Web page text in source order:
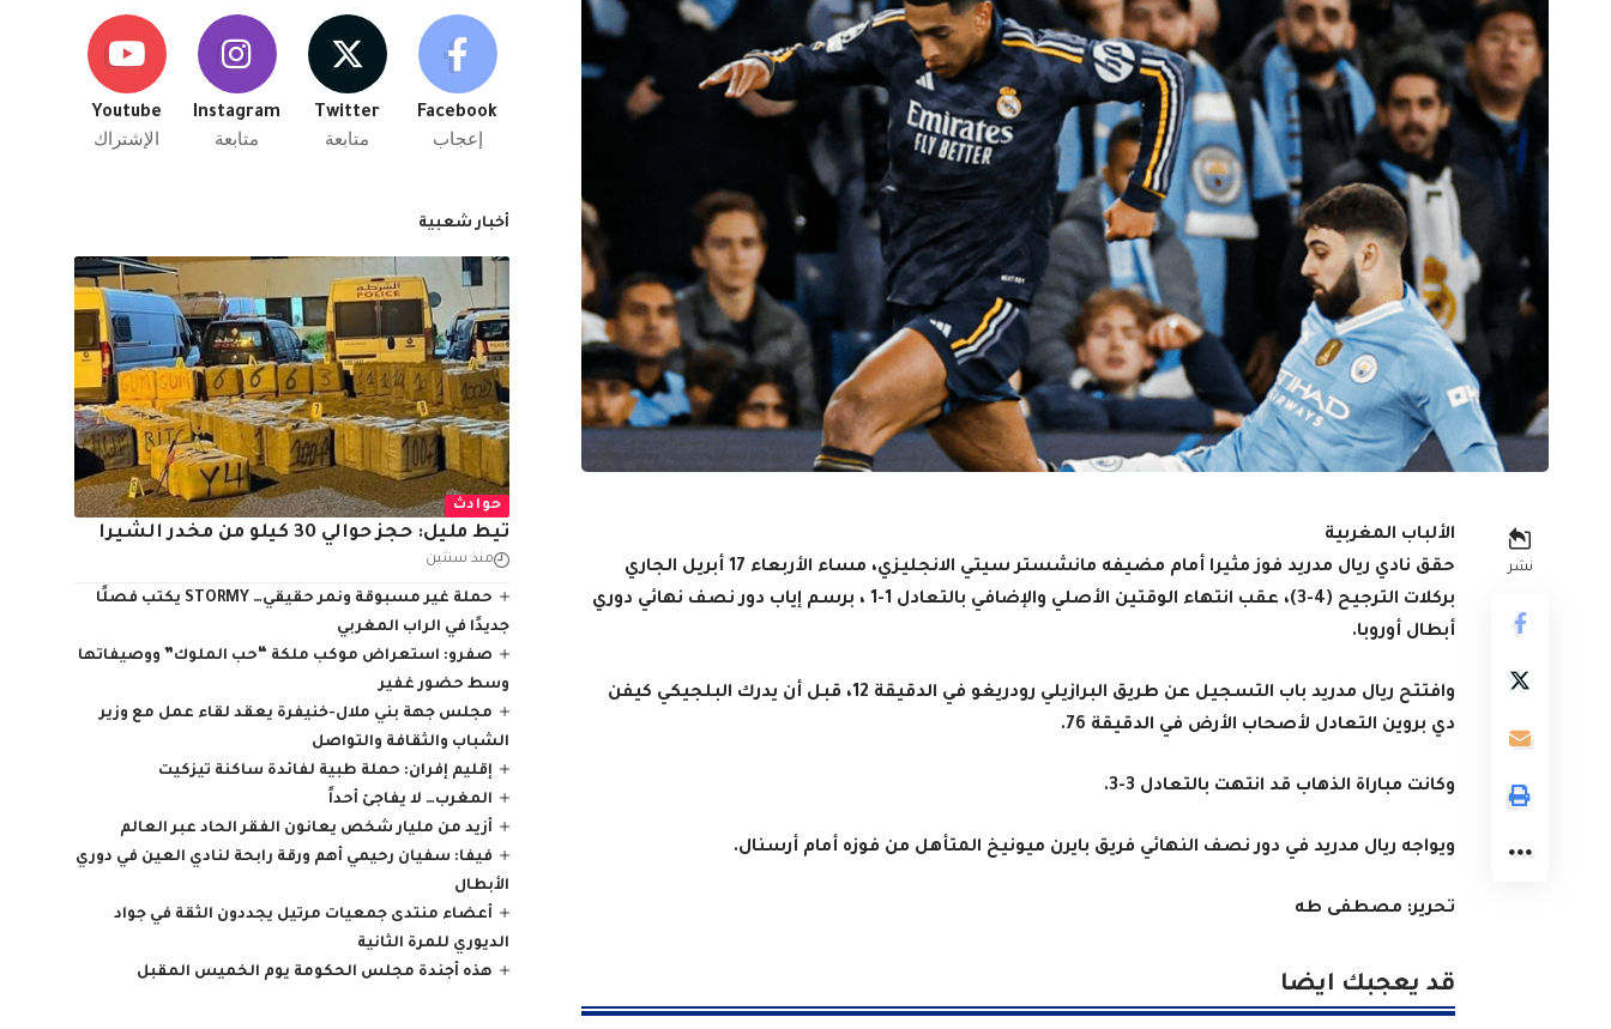
نشر
الألباب المغربية
حقق نادي ريال مدريد فوز مثيرا أمام مضيفه مانشستر سيتي الانجليزي، مساء الأربعاء 17 أبريل الجاري
بركلات الترجيح (4-3)، عقب انتهاء الوقتين الأصلي والإضافي بالتعادل 1-1 ، برسم إياب دور نصف نهائي دوري
أبطال أوروبا.
وافتتح ريال مدريد باب التسجيل عن طريق البرازيلي رودريغو في الدقيقة 12، قبل أن يدرك البلجيكي كيفن
دي بروين التعادل لأصحاب الأرض في الدقيقة 76.
وكانت مباراة الذهاب قد انتهت بالتعادل 3-3.
ويواجه ريال مدريد في دور نصف النهائي فريق بايرن ميونيخ المتأهل من فوزه أمام أرسنال.
تحرير: مصطفى طه
قد يعجبك ايضا
Facebook
إعجاب
Twitter
متابعة
Instagram
متابعة
Youtube
الإشتراك
أخبار شعبية
حوادث
تيط مليل: حجز حوالي 30 كيلو من مخدر الشيرا
منذ سنتين
حملة غير مسبوقة ونمر حقيقي… STORMY يكتب فصلًا
جديدًا في الراب المغربي
صفرو: استعراض موكب ملكة “حب الملوك” ووصيفاتها
وسط حضور غفير
مجلس جهة بني ملال-خنيفرة يعقد لقاء عمل مع وزير
الشباب والثقافة والتواصل
إقليم إفران: حملة طبية لفائدة ساكنة تيزكيت
المغرب… لا يفاجئ أحداً
أزيد من مليار شخص يعانون الفقر الحاد عبر العالم
فيفا: سفيان رحيمي أهم ورقة رابحة لنادي العين في دوري
الأبطال
أعضاء منتدى جمعيات مرتيل يجددون الثقة في جواد
الديوري للمرة الثانية
هذه أجندة مجلس الحكومة يوم الخميس المقبل